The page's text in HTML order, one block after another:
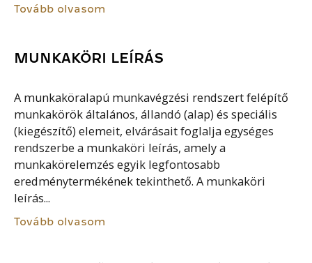
Tovább olvasom
MUNKAKÖRI LEÍRÁS
A munkaköralapú munkavégzési rendszert felépítő
munkakörök általános, állandó (alap) és speciális
(kiegészítő) elemeit, elvárásait foglalja egységes
rendszerbe a munkaköri leírás, amely a
munkakörelemzés egyik legfontosabb
eredménytermékének tekinthető. A munkaköri
leírás...
Tovább olvasom